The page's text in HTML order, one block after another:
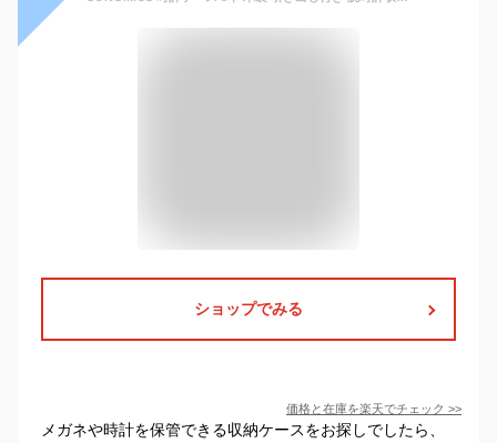
ショップでみる
価格と在庫を楽天でチェック >>
メガネや時計を保管できる収納ケースをお探しでしたら、